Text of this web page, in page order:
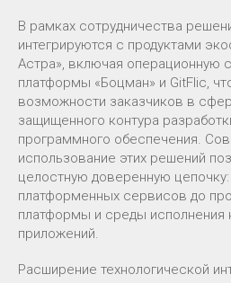
В рамках сотрудничества
интегрируются с продуктами
Астра», включая операционную
платформы «Боцман» и GitFlic,
возможности заказчиков в
защищенного контура
программного обеспечения.
использование этих решений
целостную доверенную
платформенных сервисов до
платформы и среды исполнения
приложений.
Расширение технологической